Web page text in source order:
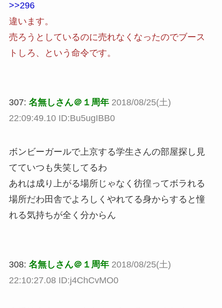
>>296
違います。
売ろうとしているのに売れなくなったのでブース
トしろ、という命令です。
307: 名無しさん＠１周年 2018/08/25(土)
22:09:49.10 ID:Bu5ugIBB0
ボンビーガールで上京する学生さんの部屋探し見
てていつも失笑してるわ
あれは成り上がる場所じゃなく彷徨ってボラれる
場所だわ田舎でよろしくやれてる身からすると憧
れる気持ちが全く分からん
308: 名無しさん＠１周年 2018/08/25(土)
22:10:27.08 ID:j4ChCvMO0